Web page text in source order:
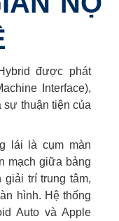
được phát
Interface),
sự thuận tiện của
lái là cụm màn
mạch giữa bảng
giải trí trung tâm,
hình. Hệ thống
Auto và Apple